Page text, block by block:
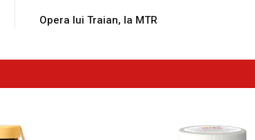
Opera lui Traian, la MTR